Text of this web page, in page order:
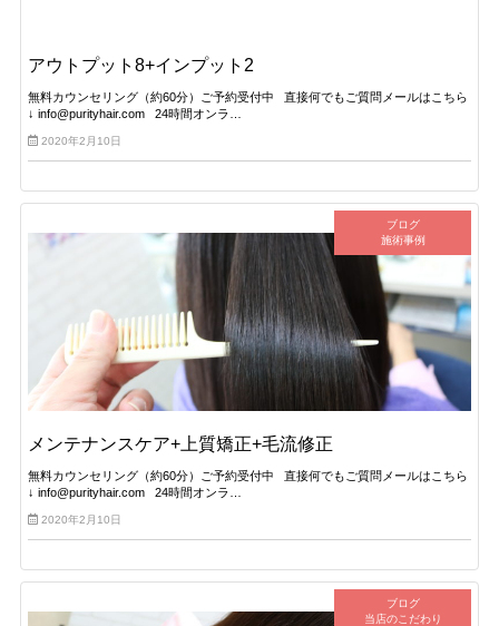
アウトプット8+インプット2
無料カウンセリング（約60分）ご予約受付中 直接何でもご質問メールはこちら
↓ info@purityhair.com 24時間オンラ…
2020年2月10日
ブログ
施術事例
メンテナンスケア+上質矯正+毛流修正
無料カウンセリング（約60分）ご予約受付中 直接何でもご質問メールはこちら
↓ info@purityhair.com 24時間オンラ…
2020年2月10日
ブログ
当店のこだわり